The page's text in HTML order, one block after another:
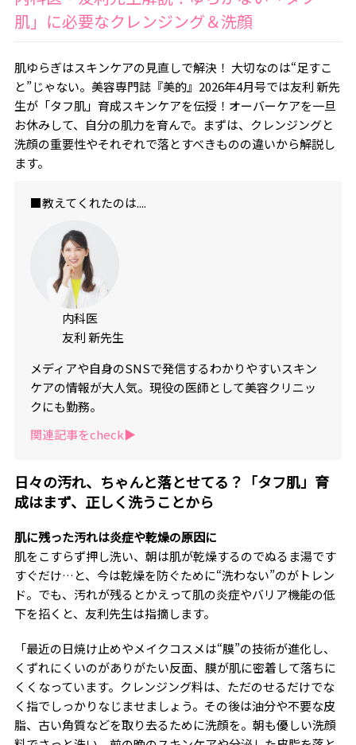
肌」に必要なクレンジング＆洗顔
肌ゆらぎはスキンケアの見直しで解決！ 大切なのは“足すこ
と”じゃない。美容専門誌『美的』2026年4月号では友利 新先
生が「タフ肌」育成スキンケアを伝授！オーバーケアを一旦
お休みして、自分の肌力を育んで。まずは、クレンジングと
洗顔の重要性やそれぞれで落とすべきものの違いから解説し
ます。
■教えてくれたのは....
内科医
友利 新先生
メディアや自身のSNSで発信するわかりやすいスキン
ケアの情報が大人気。現役の医師として美容クリニッ
クにも勤務。
関連記事をcheck▶︎
日々の汚れ、ちゃんと落とせてる？「タフ肌」育
成はまず、正しく洗うことから
肌に残った汚れは炎症や乾燥の原因に
肌をこすらず押し洗い、朝は肌が乾燥するのでぬるま湯です
すぐだけ…と、今は乾燥を防ぐために“洗わない”のがトレン
ド。でも、汚れが残るとかえって肌の炎症やバリア機能の低
下を招くと、友利先生は指摘します。
「最近の日焼け止めやメイクコスメは“膜”の技術が進化し、
くずれにくいのがありがたい反面、膜が肌に密着して落ちに
くくなっています。クレンジング料は、ただのせるだけでな
く指でしっかりなじませましょう。その後は油分や不要な皮
脂、古い角質などを取り去るために洗顔を。朝も優しい洗顔